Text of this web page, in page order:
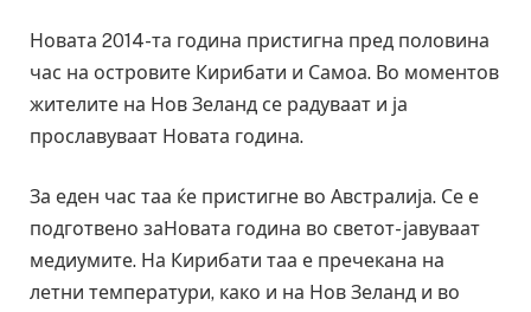
Новата 2014-та година пристигна пред половина
час на островите Кирибати и Самоа. Во моментов
жителите на Нов Зеланд се радуваат и ја
прославуваат Новата година.
За еден час таа ќе пристигне во Австралија. Се е
подготвено заНовата година во светот- јавуваат
медиумите. На Кирибати таа е пречекана на
летни температури, како и на Нов Зеланд и во